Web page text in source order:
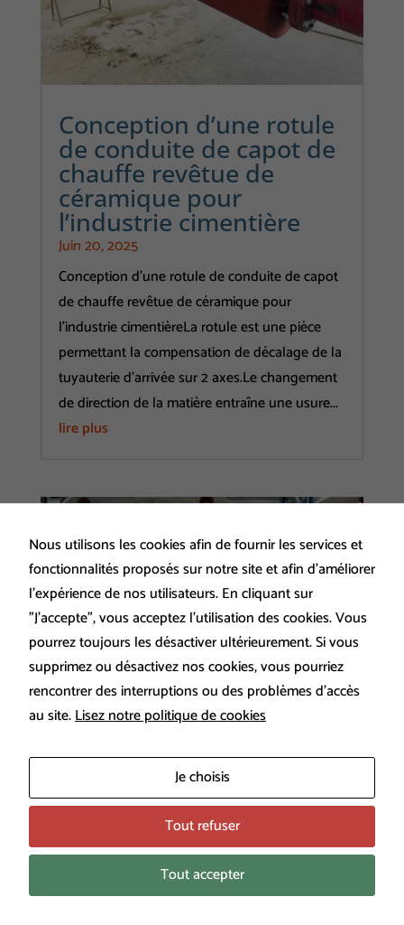
Conception d’une rotule
de conduite de capot de
chauffe revêtue de
céramique pour
l’industrie cimentière
Juin 20, 2025
Conception d'une rotule de conduite de capot
de chauffe revêtue de céramique pour
l’industrie cimentièreLa rotule est une pièce
permettant la compensation de décalage de la
tuyauterie d’arrivée sur 2 axes.Le changement
de direction de la matière entraîne une usure...
lire plus
Fourniture d’une ligne
de transport en alumine
Avr 1, 2025
Nous venons de livrer les éléments en alumine
Nous utilisons les cookies afin de fournir les services et
fonctionnalités proposés sur notre site et afin d’améliorer
l’expérience de nos utilisateurs. En cliquant sur
”J’accepte”, vous acceptez l’utilisation des cookies. Vous
pourrez toujours les désactiver ultérieurement. Si vous
supprimez ou désactivez nos cookies, vous pourriez
rencontrer des interruptions ou des problèmes d’accès
au site.Lisez notre politique de cookies
Je choisis
Tout refuser
Tout accepter